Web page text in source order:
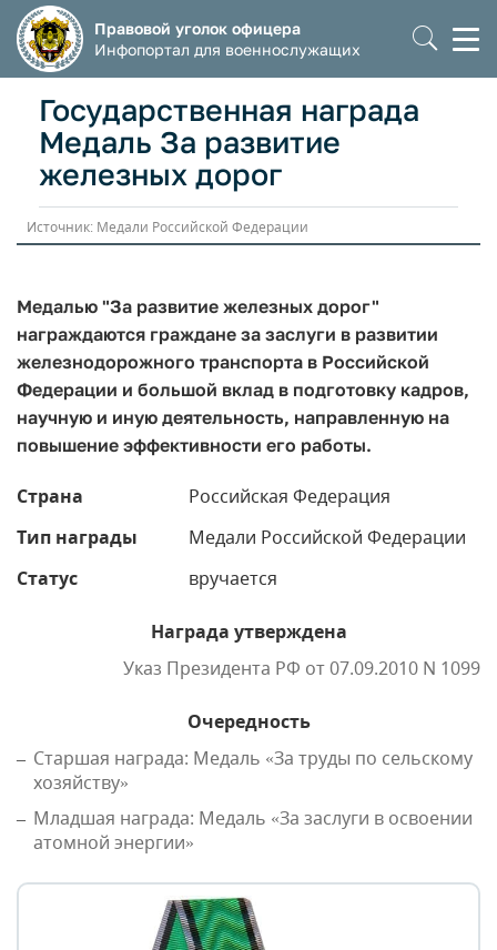
Правовой уголок офицера
Инфопортал для военнослужащих
Государственная награда
Медаль За развитие
железных дорог
Источник: Медали Российской Федерации
Медалью "За развитие железных дорог"
награждаются граждане за заслуги в развитии
железнодорожного транспорта в Российской
Федерации и большой вклад в подготовку кадров,
научную и иную деятельность, направленную на
повышение эффективности его работы.
Страна
Российская Федерация
Тип награды
Медали Российской Федерации
Статус
вручается
Награда утверждена
Указ Президента РФ от 07.09.2010 N 1099
Очередность
Старшая награда: Медаль «За труды по сельскому
хозяйству»
Младшая награда: Медаль «За заслуги в освоении
атомной энергии»